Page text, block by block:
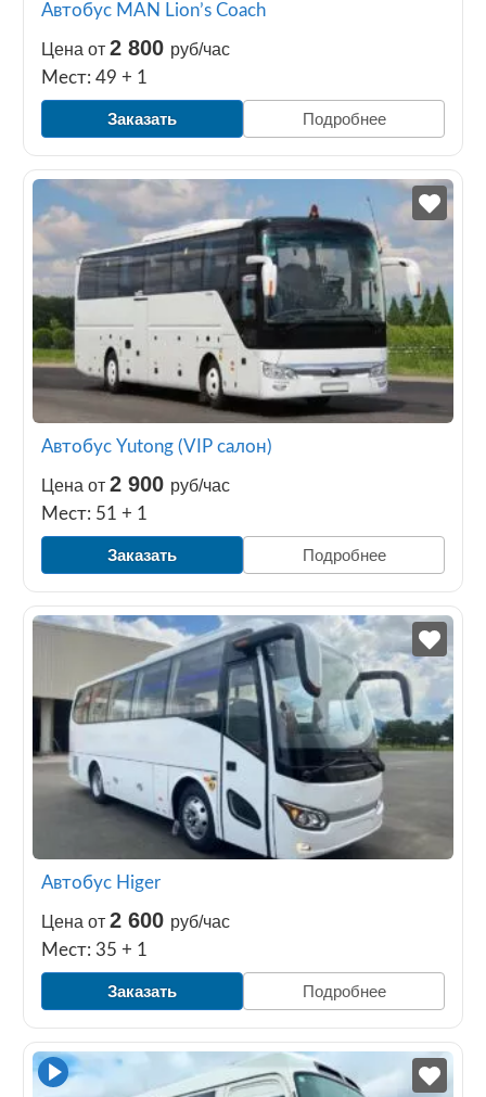
Автобус MAN Lion’s Coach
Цена от 2 800 руб/час
Мест: 49 + 1
Заказать Подробнее
Автобус Yutong (VIP салон)
Цена от 2 900 руб/час
Мест: 51 + 1
Заказать Подробнее
Автобус Higer
Цена от 2 600 руб/час
Мест: 35 + 1
Заказать Подробнее